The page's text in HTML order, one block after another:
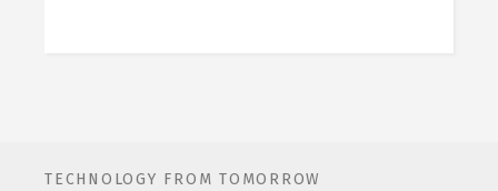
TECHNOLOGY FROM TOMORROW